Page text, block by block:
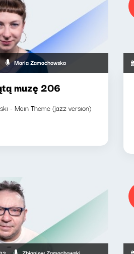
Maria Zamachowska
muzę 206
- Main Theme (jazz version)